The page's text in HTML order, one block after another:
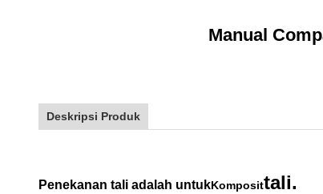
Manual
Deskripsi Produk
Penekanan tali adalah untukKomposittali.